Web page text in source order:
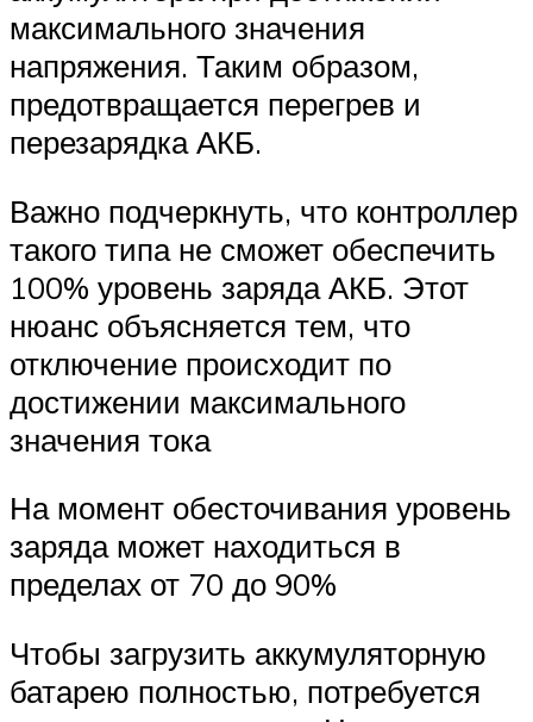
максимального значения
напряжения. Таким образом,
предотвращается перегрев и
перезарядка АКБ.
Важно подчеркнуть, что контроллер
такого типа не сможет обеспечить
100% уровень заряда АКБ. Этот
нюанс объясняется тем, что
отключение происходит по
достижении максимального
значения тока
На момент обесточивания уровень
заряда может находиться в
пределах от 70 до 90%
Чтобы загрузить аккумуляторную
батарею полностью, потребуется